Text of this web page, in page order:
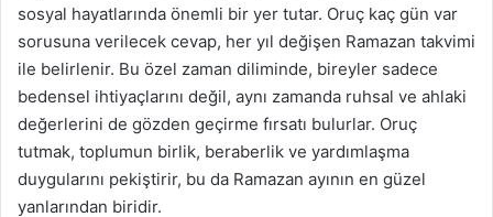
sosyal hayatlarında önemli bir yer tutar. Oruç kaç gün var
sorusuna verilecek cevap, her yıl değişen Ramazan takvimi
ile belirlenir. Bu özel zaman diliminde, bireyler sadece
bedensel ihtiyaçlarını değil, aynı zamanda ruhsal ve ahlaki
değerlerini de gözden geçirme fırsatı bulurlar. Oruç
tutmak, toplumun birlik, beraberlik ve yardımlaşma
duygularını pekiştirir, bu da Ramazan ayının en güzel
yanlarından biridir.